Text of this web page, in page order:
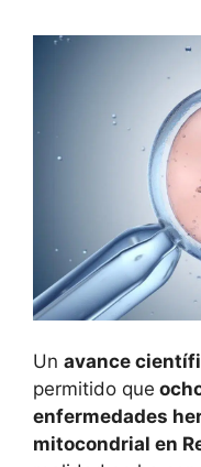
Un avance
permitido que
enfermedades
mitocondrial en